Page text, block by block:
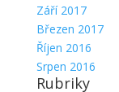
Září 2017
Březen 2017
Říjen 2016
Srpen 2016
Rubriky